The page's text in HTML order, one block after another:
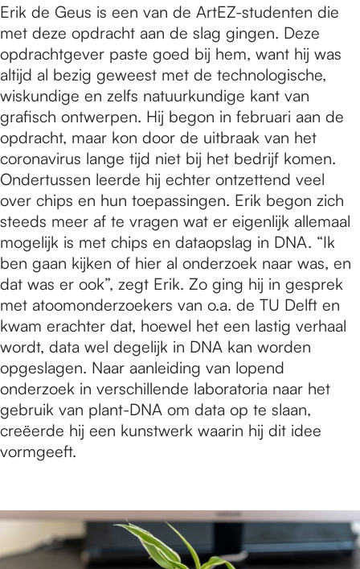
Erik de Geus is een van de ArtEZ-studenten die
met deze opdracht aan de slag gingen. Deze
opdrachtgever paste goed bij hem, want hij was
altijd al bezig geweest met de technologische,
wiskundige en zelfs natuurkundige kant van
grafisch ontwerpen. Hij begon in februari aan de
opdracht, maar kon door de uitbraak van het
coronavirus lange tijd niet bij het bedrijf komen.
Ondertussen leerde hij echter ontzettend veel
over chips en hun toepassingen. Erik begon zich
steeds meer af te vragen wat er eigenlijk allemaal
mogelijk is met chips en dataopslag in DNA. “Ik
ben gaan kijken of hier al onderzoek naar was, en
dat was er ook”, zegt Erik. Zo ging hij in gesprek
met atoomonderzoekers van o.a. de TU Delft en
kwam erachter dat, hoewel het een lastig verhaal
wordt, data wel degelijk in DNA kan worden
opgeslagen. Naar aanleiding van lopend
onderzoek in verschillende laboratoria naar het
gebruik van plant-DNA om data op te slaan,
creëerde hij een kunstwerk waarin hij dit idee
vormgeeft.